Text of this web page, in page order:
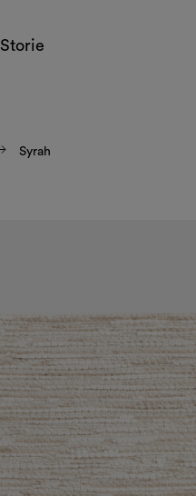
Storie
Syrah